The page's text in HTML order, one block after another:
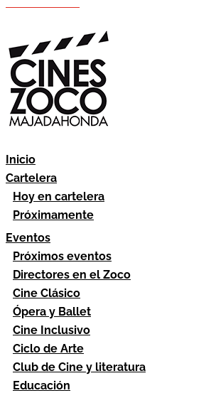
Inicio
Cartelera
Hoy en cartelera
Próximamente
Eventos
Próximos eventos
Directores en el Zoco
Cine Clásico
Ópera y Ballet
Cine Inclusivo
Ciclo de Arte
Club de Cine y literatura
Educación